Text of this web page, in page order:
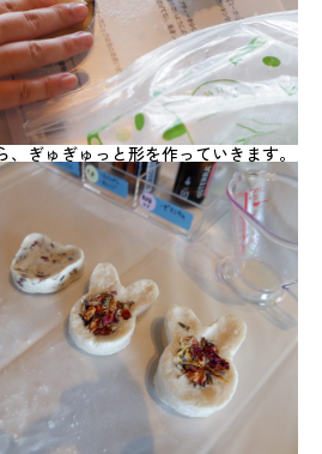
ぎゅぎゅっと形を作っていきます。